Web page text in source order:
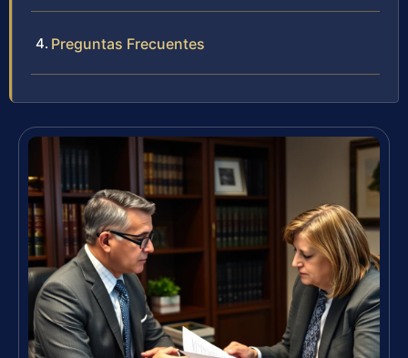
Preguntas Frecuentes